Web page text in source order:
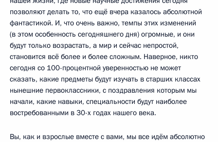
позволяют делать то, что ещё вчера казалось абсолютной
фантастикой. И, что очень важно, темпы этих изменений
(в этом особенность сегодняшнего дня) огромные, и они
будут только возрастать, а мир и сейчас непростой,
становится всё более и более сложным. Наверное, никто
сегодня со 100-процентной уверенностью не может
сказать, какие предметы будут изучать в старших классах
нынешние первоклассники, с поздравления которым мы
начали, какие навыки, специальности будут наиболее
востребованными в 30-х годах нашего века.
Вы, как и взрослые вместе с вами, мы все идём абсолютно